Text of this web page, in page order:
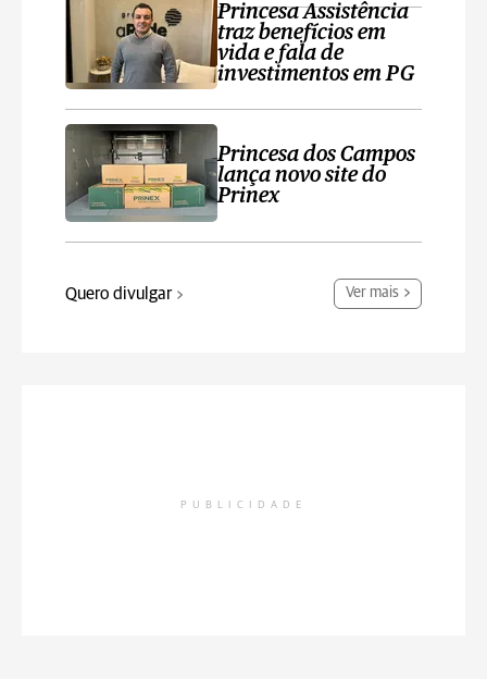
Princesa Assistência
traz benefícios em
vida e fala de
investimentos em PG
Princesa dos Campos
lança novo site do
Prinex
Quero divulgar Ver mais
PUBLICIDADE